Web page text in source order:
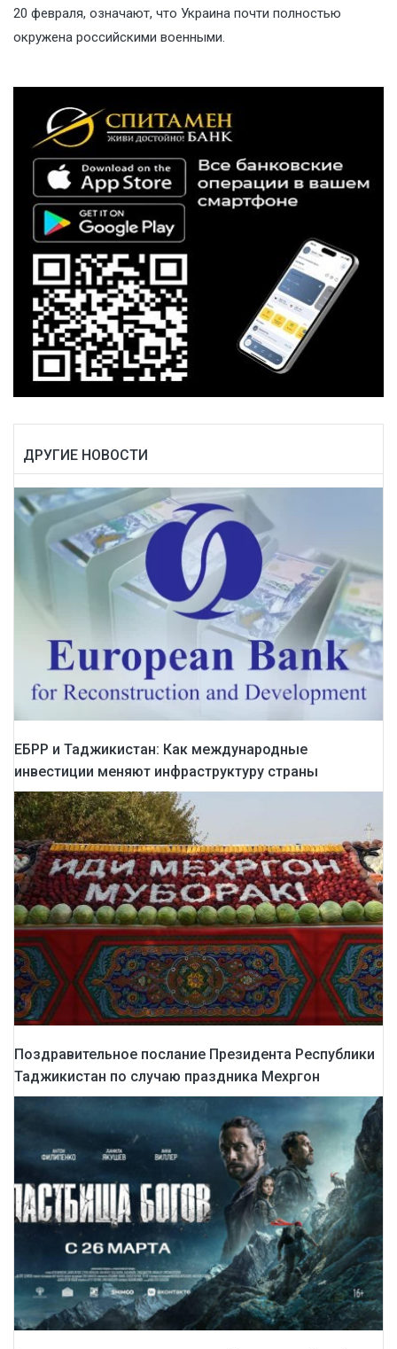
20 февраля, означают, что Украина почти полностью
окружена российскими военными.
ДРУГИЕ НОВОСТИ
ЕБРР и Таджикистан: Как международные
инвестиции меняют инфраструктуру страны
Поздравительное послание Президента Республики
Таджикистан по случаю праздника Мехргон